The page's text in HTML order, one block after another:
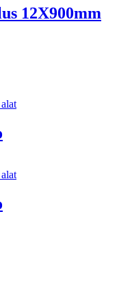
12X900mm